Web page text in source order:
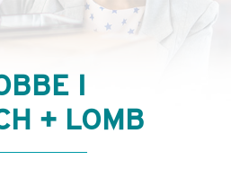
I
+ LOMB